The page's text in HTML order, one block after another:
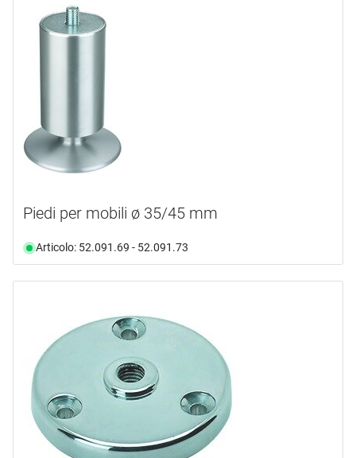
Piedi per mobili ø 35/45 mm
Articolo: 52.091.69 - 52.091.73